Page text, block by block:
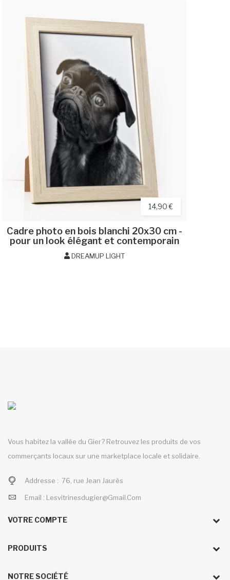
14,90 €
Cadre photo en bois blanchi 20x30 cm -
pour un look élégant et contemporain
DREAMUP LIGHT
Vous habitez la vallée du Gier? Retrouvez les produits de vos
commerçants locaux sur une marketplace locale et solidaire.
Addresse : 76, rue Jean Jaurès
Email : Lesvitrinesdugier@gmail.com
VOTRE COMPTE
PRODUITS
NOTRE SOCIÉTÉ